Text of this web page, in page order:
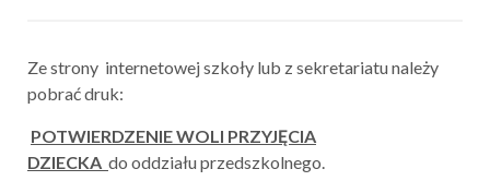
Ze strony internetowej szkoły lub z sekretariatu należy
pobrać druk:
POTWIERDZENIE WOLI PRZYJĘCIA
DZIECKA do oddziału przedszkolnego.